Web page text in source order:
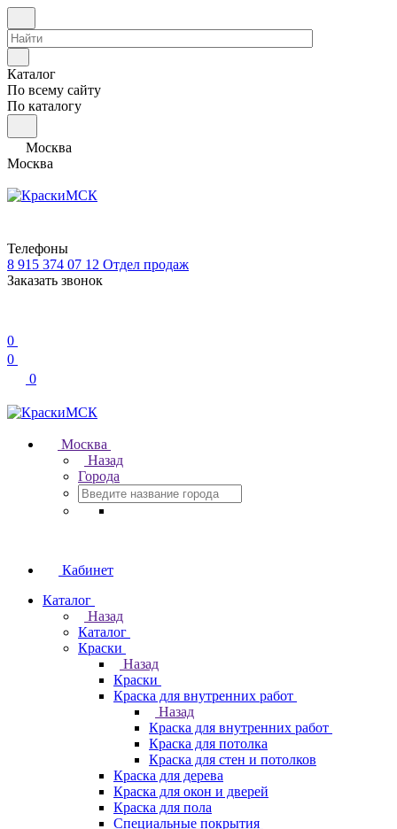
Каталог
По всему сайту
По каталогу
Москва
Москва
Телефоны
8 915 374 07 12 Отдел продаж
Заказать звонок
0
0
0
Москва
Назад
Города
Кабинет
Каталог
Назад
Каталог
Краски
Назад
Краски
Краска для внутренних работ
Назад
Краска для внутренних работ
Краска для потолка
Краска для стен и потолков
Краска для дерева
Краска для окон и дверей
Краска для пола
Специальные покрытия